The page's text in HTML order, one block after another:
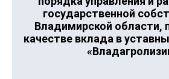
государственной
Владимирской области,
качестве вклада в